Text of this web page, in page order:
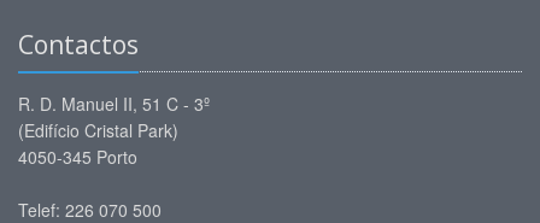
Contactos
R. D. Manuel II, 51 C - 3º
(Edifício Cristal Park)
4050-345 Porto
Telef: 226 070 500